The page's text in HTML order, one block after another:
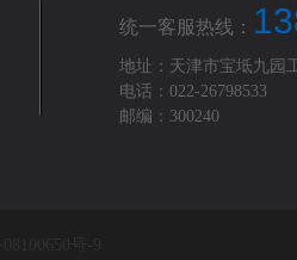
统一客服热线：
地址：天津市宝坻九园
电话：022-26798533
邮编：300240